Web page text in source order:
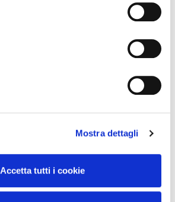
Mostra dettagli
Accetta tutti i cookie